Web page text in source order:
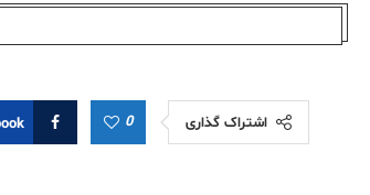
اشتراک گذاری 0